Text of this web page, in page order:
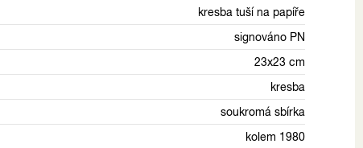
kresba tuší na papíře
signováno PN
23x23 cm
kresba
soukromá sbírka
kolem 1980